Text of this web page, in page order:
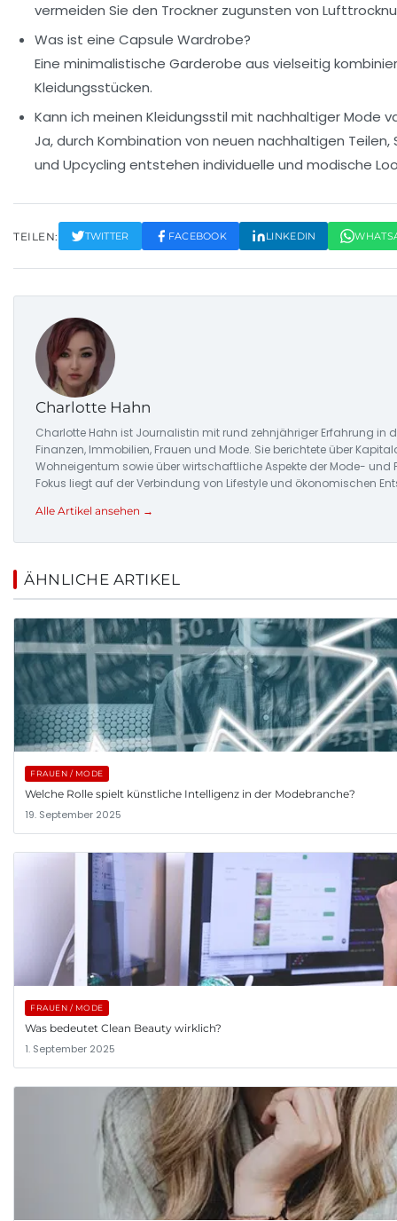
vermeiden Sie den Trockner zugunsten von
Was ist eine Capsule Wardrobe?
Eine minimalistische Garderobe aus vielseitig
Kleidungsstücken.
Kann ich meinen Kleidungsstil mit nachhaltiger Mode
Ja, durch Kombination von neuen nachhaltigen
und Upcycling entstehen individuelle und modische
TEILEN: TWITTER FACEBOOK LINKEDIN
Charlotte Hahn
Charlotte Hahn ist Journalistin mit rund zehnjähriger Erfahrung in
Finanzen, Immobilien, Frauen und Mode. Sie berichtete über
Wohneigentum sowie über wirtschaftliche Aspekte der Mode- und
Fokus liegt auf der Verbindung von Lifestyle und ökonomischen
Alle Artikel ansehen →
ÄHNLICHE ARTIKEL
FRAUEN / MODE
Welche Rolle spielt künstliche Intelligenz in der Modebranche?
19. September 2025
FRAUEN / MODE
Was bedeutet Clean Beauty wirklich?
1. September 2025